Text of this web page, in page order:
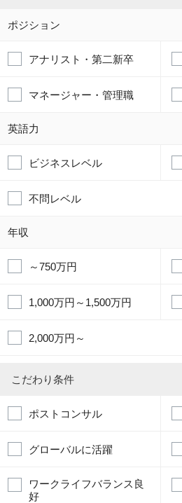
ポジション
アナリスト・第二新卒
マネージャー・管理職
英語力
ビジネスレベル
不問レベル
年収
～750万円
1,000万円～1,500万円
2,000万円～
こだわり条件
ポストコンサル
グローバルに活躍
ワークライフバランス良
好